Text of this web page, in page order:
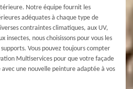
Notre équipe fournit les
adéquates à chaque type de
contraintes climatiques, aux UV,
insectes, nous choisissons pour vous les
Vous pouvez toujours compter
Multiservices pour que votre façade
une nouvelle peinture adaptée à vos